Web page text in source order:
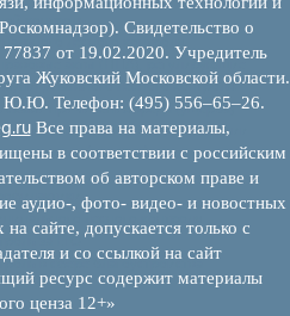
контроль
лесного контроля
акты (НПА), регулирующие
лесного контроля:
причинения вреда (ущерба)
ценностям при осуществлении
контроля (надзора), муниципального
лесного контроля
за ЕТО
в сфере благоустройства
Свидетельство о
от 19.02.2020. Учредитель
Жуковский Московской области.
Ю.Ю. Телефон: (495) 556–65–26.
Все права на материалы,
в соответствии с российским
об авторском праве и
аудио-, фото- видео- и новостных
сайте, допускается только с
и со ссылкой на сайт
ресурс содержит материалы
ценза 12+»